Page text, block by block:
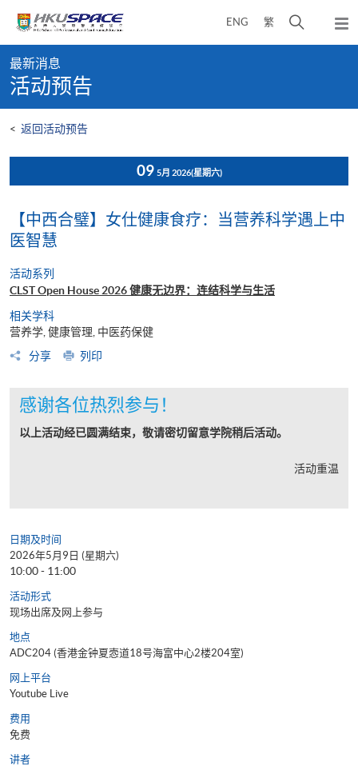
content
ENG 繁
开
弹
出
content
start
最新消息
活动预告
< 返回活动预告
09 5月 2026(星期六)
【中西合璧】女仕健康食疗：当营养科学遇上中
医智慧
活动系列
CLST Open House 2026 健康无边界：连结科学与生活
相关学科
营养学, 健康管理, 中医药保健
分享
列印
感谢各位热烈参与！
以上活动经已圆满结束，敬请密切留意学院稍后活动。
活动重温
日期及时间
2026年5月9日 (星期六)
10:00 - 11:00
活动形式
现场出席及网上参与
地点
ADC204 (香港金钟夏悫道18号海富中心2楼204室)
网上平台
Youtube Live
费用
免费
讲者